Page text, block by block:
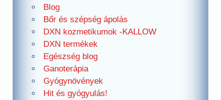
Blog
Bőr és szépség ápolás
DXN kozmetikumok -KALLOW
DXN termékek
Egészség blog
Ganoterápia
Gyógynövények
Hit és gyógyulás!